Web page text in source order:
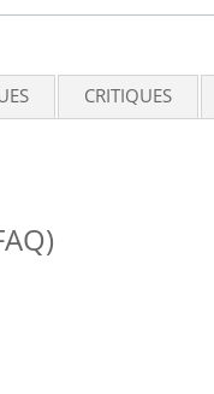
CRITIQUES